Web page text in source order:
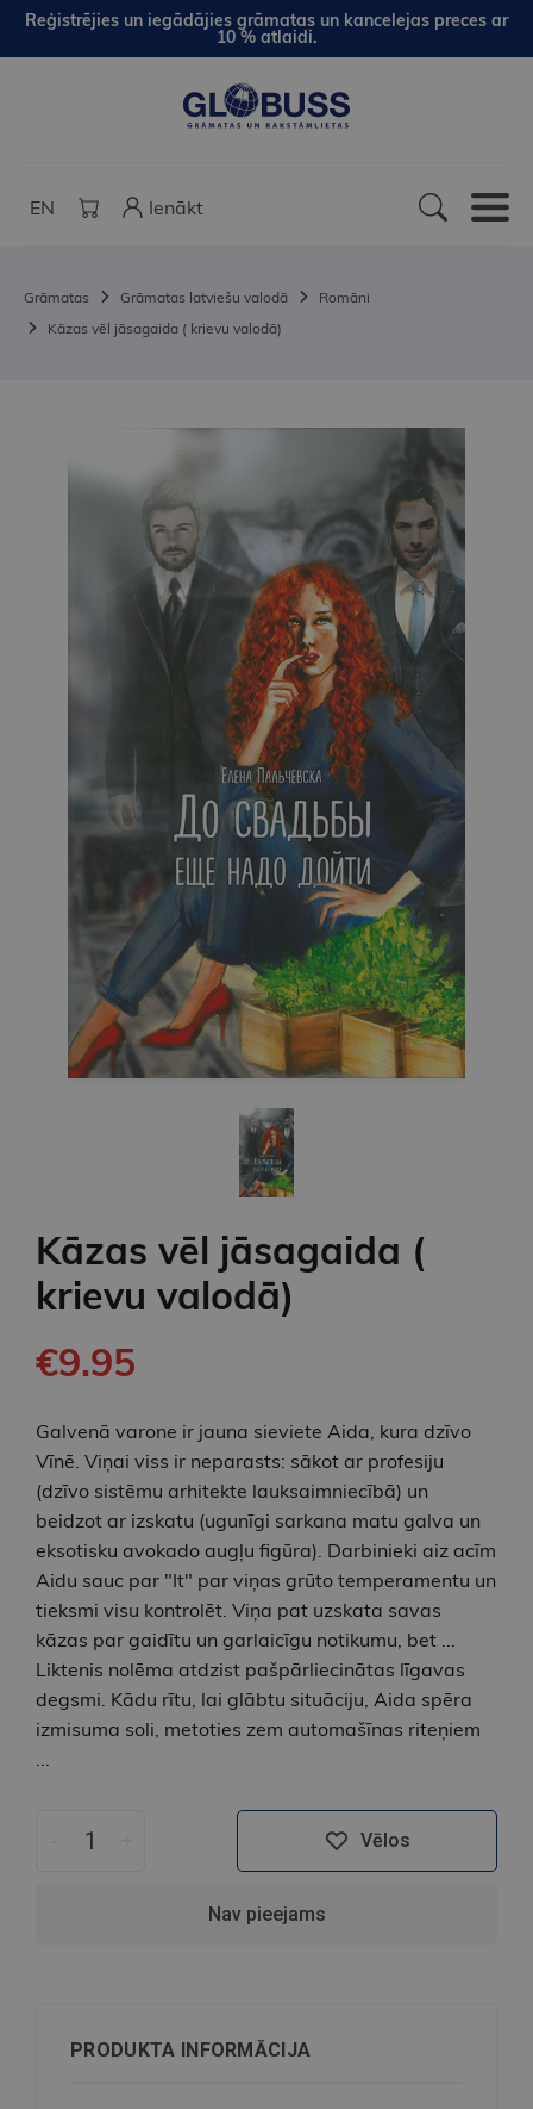
Reģistrējies un iegādājies grāmatas un kancelejas preces ar
10 % atlaidi.
EN Ienākt
Grāmatas Grāmatas latviešu valodā
Romāni
Kāzas vēl jāsagaida ( krievu valodā)
Kāzas vēl jāsagaida (
krievu valodā)
€9.95
Galvenā varone ir jauna sieviete Aida, kura dzīvo
Vīnē. Viņai viss ir neparasts: sākot ar profesiju
(dzīvo sistēmu arhitekte lauksaimniecībā) un
beidzot ar izskatu (ugunīgi sarkana matu galva un
eksotisku avokado augļu figūra). Darbinieki aiz acīm
Aidu sauc par "It" par viņas grūto temperamentu un
tieksmi visu kontrolēt. Viņa pat uzskata savas
kāzas par gaidītu un garlaicīgu notikumu, bet ...
Liktenis nolēma atdzist pašpārliecinātas līgavas
degsmi. Kādu rītu, lai glābtu situāciju, Aida spēra
izmisuma soli, metoties zem automašīnas riteņiem
Vēlos
Nav pieejams
PRODUKTA INFORMĀCIJA